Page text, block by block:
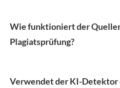
Wie funktioniert der
Plagiatsprüfung?
Verwendet der KI-Detektor